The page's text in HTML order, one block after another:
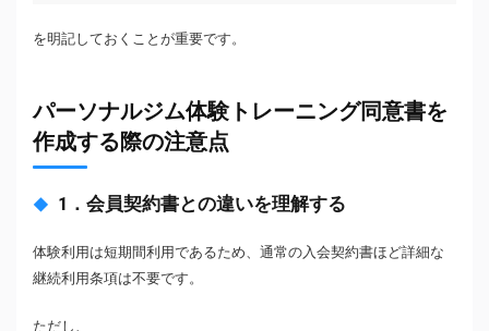
を明記しておくことが重要です。
パーソナルジム体験トレーニング同意書を
作成する際の注意点
1．会員契約書との違いを理解する
体験利用は短期間利用であるため、通常の入会契約書ほど詳細な
継続利用条項は不要です。
ただし、